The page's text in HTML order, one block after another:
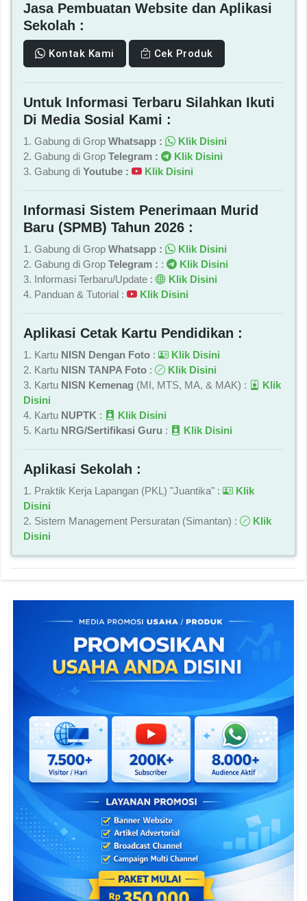
Jasa Pembuatan Website dan Aplikasi
Sekolah :
Kontak Kami Cek Produk
Untuk Informasi Terbaru Silahkan Ikuti
Di Media Sosial Kami :
1. Gabung di Grop Whatsapp :
Klik Disini
2. Gabung di Grop Telegram :
Klik Disini
3. Gabung di Youtube : Klik Disini
Informasi Sistem Penerimaan Murid
Baru (SPMB) Tahun 2026 :
1. Gabung di Grop Whatsapp :
Klik Disini
2. Gabung di Grop Telegram : :
Klik Disini
3. Informasi Terbaru/Update :
Klik Disini
4. Panduan & Tutorial :
Klik Disini
Aplikasi Cetak Kartu Pendidikan :
1. Kartu NISN Dengan Foto :
Klik Disini
2. Kartu NISN TANPA Foto :
Klik Disini
3. Kartu NISN Kemenag (MI, MTS, MA, & MAK) :
Klik
Disini
4. Kartu NUPTK :
Klik Disini
5. Kartu NRG/Sertifikasi Guru : Klik Disini
Aplikasi Sekolah :
1. Praktik Kerja Lapangan (PKL) "Juantika" :
Klik
Disini
2. Sistem Management Persuratan (Simantan) :
Klik
Disini